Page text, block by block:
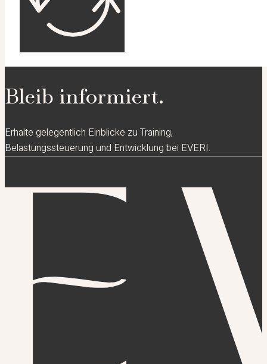
Bleib informiert.
Erhalte gelegentlich Einblicke zu Training,
Belastungssteuerung und Entwicklung bei EVERI.